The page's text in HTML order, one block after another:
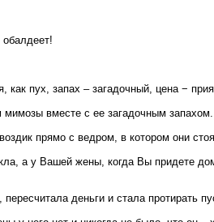
пух, запах – загадочный, цена −
вместе с ее загадочным запахом.
прямо с ведром, в котором они
а у Вашей жены, когда Вы придете
деньги и стала протирать